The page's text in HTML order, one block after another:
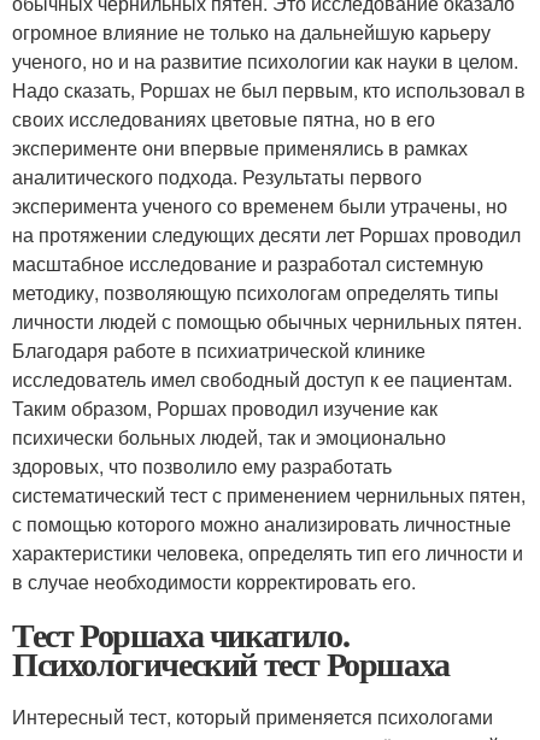
огромное влияние не только на дальнейшую карьеру
ученого, но и на развитие психологии как науки в целом.
Надо сказать, Роршах не был первым, кто использовал в
своих исследованиях цветовые пятна, но в его
эксперименте они впервые применялись в рамках
аналитического подхода. Результаты первого
эксперимента ученого со временем были утрачены, но
на протяжении следующих десяти лет Роршах проводил
масштабное исследование и разработал системную
методику, позволяющую психологам определять типы
личности людей с помощью обычных чернильных пятен.
Благодаря работе в психиатрической клинике
исследователь имел свободный доступ к ее пациентам.
Таким образом, Роршах проводил изучение как
психически больных людей, так и эмоционально
здоровых, что позволило ему разработать
систематический тест с применением чернильных пятен,
с помощью которого можно анализировать личностные
характеристики человека, определять тип его личности и
в случае необходимости корректировать его.
Тест Роршаха чикатило.
Психологический тест Роршаха
Интересный тест, который применяется психологами